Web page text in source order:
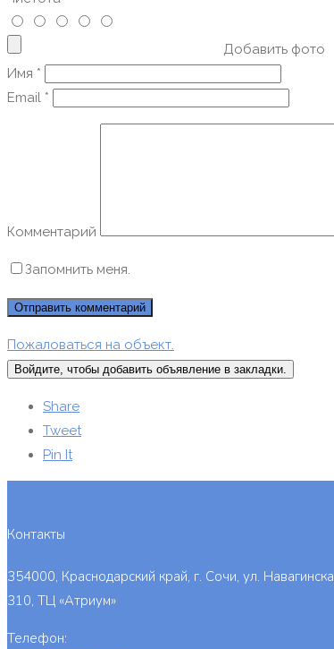
Добавить фото
Имя *
Email *
Комментарий
Запомнить меня.
Пожаловаться на объект.
Войдите, чтобы добавить объявление в закладки.
Share
Tweet
Pin It
Контакты
354000, Краснодарский край, г. Сочи, ул.
310, ТЦ «Атриум»
Телефон: